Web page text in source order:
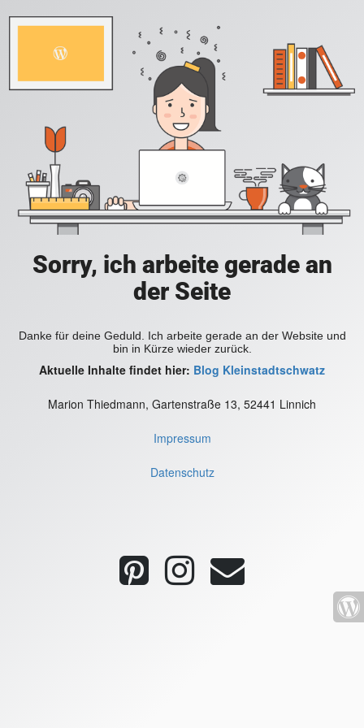
Sorry, ich arbeite gerade an
der Seite
Danke für deine Geduld. Ich arbeite gerade an der Website und
bin in Kürze wieder zurück.
Aktuelle Inhalte findet hier: Blog Kleinstadtschwatz
Marion Thiedmann, Gartenstraße 13, 52441 Linnich
Impressum
Datenschutz